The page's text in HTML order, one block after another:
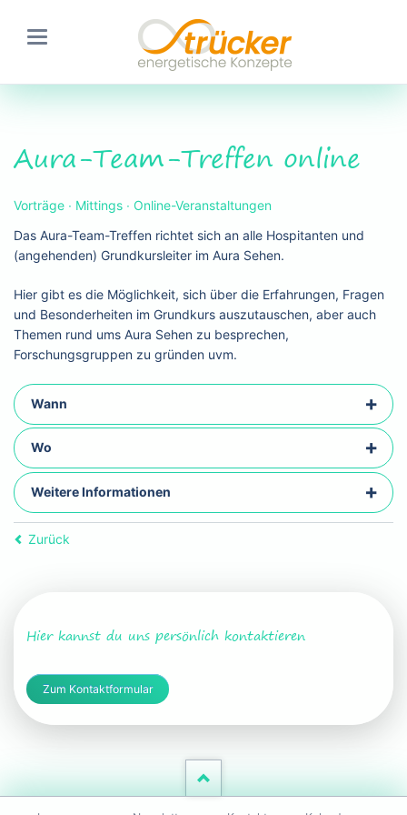
Aura-Team-Treffen online
Vorträge ∙ Mittings ∙ Online-Veranstaltungen
Das Aura-Team-Treffen richtet sich an alle Hospitanten und
(angehenden) Grundkursleiter im Aura Sehen.
Hier gibt es die Möglichkeit, sich über die Erfahrungen, Fragen
und Besonderheiten im Grundkurs auszutauschen, aber auch
Themen rund ums Aura Sehen zu besprechen,
Forschungsgruppen zu gründen uvm.
Wann
Wo
Weitere Informationen
Zurück
Hier kannst du uns persönlich kontaktieren
Zum Kontaktformular
Navigation